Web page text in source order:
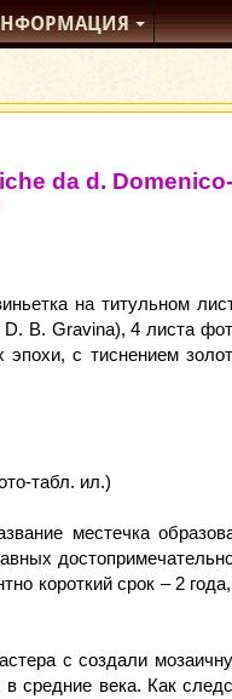
da d.
на титульном
B. Gravina), 4 листа
с тиснением
табл. ил.)
местечка
короткий срок – 2
с создали
средние века. Как